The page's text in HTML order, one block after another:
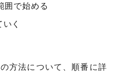
囲で始める
く
方法について、順番に詳